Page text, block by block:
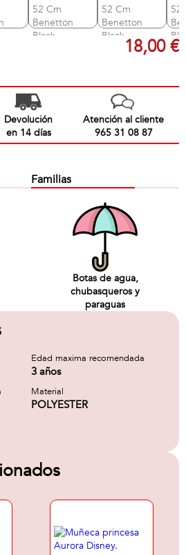
18,00 €
Devolución
en 14 días
Atención al cliente
965 31 08 87
Familias
Botas de agua,
chubasqueros y
paraguas
Edad maxima recomendada
3 años
Material
POLYESTER